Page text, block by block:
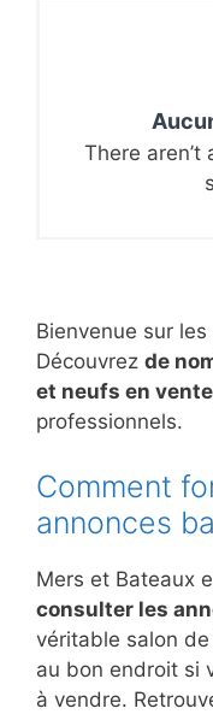
There
Bienvenue sur
Découvrez de
et neufs en vente
professionnels.
Comment
annonces
Mers et Bateaux
consulter les
véritable salon de
au bon endroit si
à vendre.